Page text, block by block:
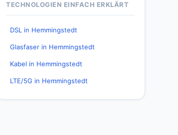
TECHNOLOGIEN EINFACH ERKLÄRT
DSL in Hemmingstedt
Glasfaser in Hemmingstedt
Kabel in Hemmingstedt
LTE/5G in Hemmingstedt